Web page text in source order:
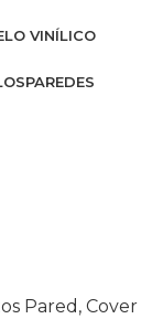
VINÍLICO
PAREDES
Pared , Cover